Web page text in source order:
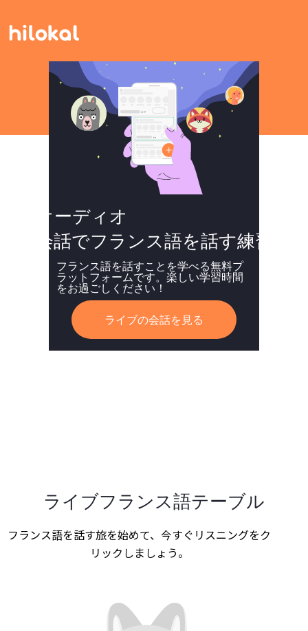
オーディオ
会話でフランス語を話す練習
フランス語を話すことを学べる無料プ
ラットフォームです。楽しい学習時間
をお過ごしください！
ライブの会話を見る
ライブフランス語テーブル
フランス語を話す旅を始めて、今すぐリスニングをク
リックしましょう。